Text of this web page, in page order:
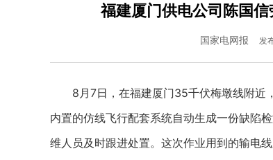
福建厦门供电公司陈国
国家电网报 发
8月7日，在福建厦门35千伏梅墩线附近
内置的仿线飞行配套系统自动生成一份缺陷
维人员及时跟进处置。这次作业用到的输电